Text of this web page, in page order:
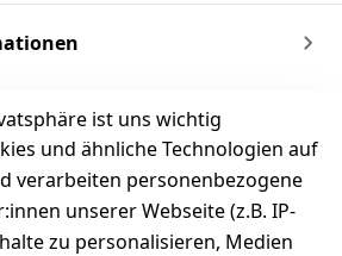
ist uns wichtig
und ähnliche Technologien auf
verarbeiten personenbezogene
unserer Webseite (z.B. IP-
zu personalisieren, Medien